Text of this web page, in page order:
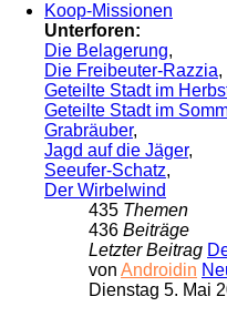
Koop-Missionen
Unterforen:
Die Belagerung,
Die Freibeuter-Razzia,
Geteilte Stadt im
Geteilte Stadt im
Grabräuber,
Jagd auf die Jäger,
Seeufer-Schatz,
Der Wirbelwind
435 Themen
436 Beiträge
Letzter Beitrag
von Androidin
Dienstag 5. Mai